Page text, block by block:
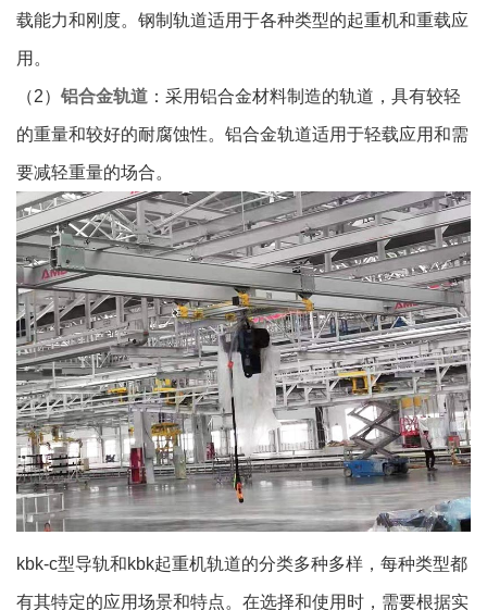
载能力和刚度。钢制轨道适用于各种类型的起重机和重载应
用。
（2） 铝合金轨道 ：采用铝合金材料制造的轨道，具有较轻
的重量和较好的耐腐蚀性。铝合金轨道适用于轻载应用和需
要减轻重量的场合。
kbk-c型导轨和kbk起重机轨道的分类多种多样，每种类型都
有其特定的应用场景和特点。在选择和使用时，需要根据实